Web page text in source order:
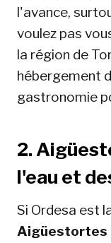
l'avance,
voulez pas
la région de
hébergement
gastronomie
2.
l'eau et
Si Ordesa est
Aigüestortes